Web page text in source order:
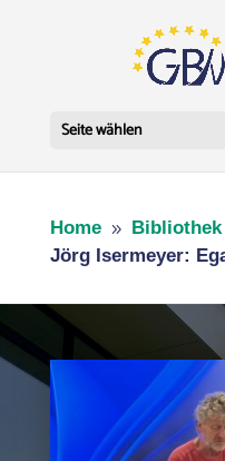
Seite wählen
Home 9 Bibliothek
Jörg Isermeyer: